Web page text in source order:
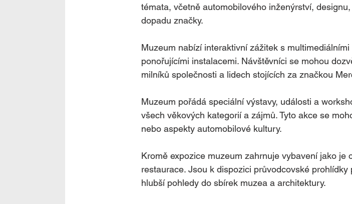
témata, včetně automobilového inženýrství,
dopadu značky.
Muzeum nabízí interaktivní zážitek s
ponořujícími instalacemi. Návštěvníci se mohou
milníků společnosti a lidech stojících za značkou
Muzeum pořádá speciální výstavy, události a
všech věkových kategorií a zájmů. Tyto akce se
nebo aspekty automobilové kultury.
Kromě expozice muzeum zahrnuje vybavení jako je
restaurace. Jsou k dispozici průvodcovské
hlubší pohledy do sbírek muzea a architektury.